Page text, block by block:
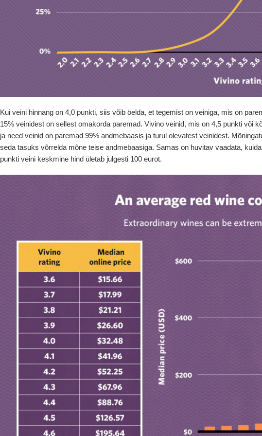
Kui veini hinnang on 4,0 punkti, siis võib öelda, et tegemist on veiniga, mis on
15% veinidest on sellest omakorda paremad. Vivino veinid, mis on 4,5 punkti või
ja need veinid on paremad 99% andmebaasis ja turul olevatest veinidest.
seda tasuks võrrelda mõne teise andmebaasiga. Samas on huvitav vaadata,
punkti veini keskmine hind ületab julgesti 100 eurot.